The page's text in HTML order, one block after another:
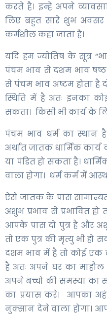
करते है। इन्हे अपने
लिए बहुत सारे शुभ अवसर
कर्मशील कहा जाता है।
यदि हम ज्योतिष के सूत्र
पंचम भाव से दशम भाव
से पंचम भाव अष्टम होता
स्थिति में है अतः इनका
सकता। किसी भी कार्य के
पंचम भाव धर्म का स्थान
अर्थात जातक धार्मिक
या पंडित हो सकता है।
वाला होगा। धर्म कर्म में
ऐसे जातक के पास
अशुभ प्रभाव से प्रभावित हो
आपके पास दो पुत्र है और
तो एक पुत्र की मृत्यु भी हो
दशम भाव में है तो कोई
है अतः अपने घर का
अपने बच्चो की समस्या का
का प्रयास करे। आपका
नुक्सान देने वाला होगा।